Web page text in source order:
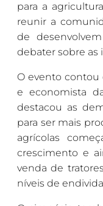
para a
reunir a
de
debater sobre as
O evento contou
e economista
destacou as
para ser mais
agrícolas
crescimento e
venda de
níveis de